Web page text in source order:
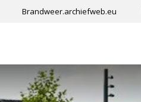
Brandweer.archiefweb.eu